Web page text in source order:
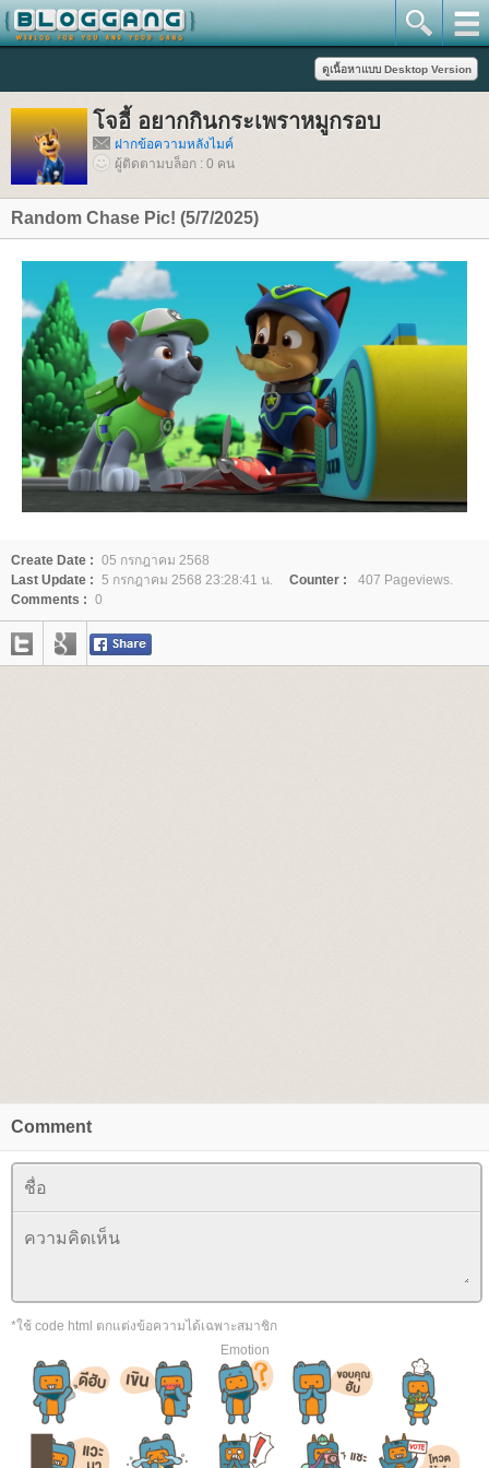
จอี้ อยากกินกระเพราหมูกรอบ
ฝากข้อความหลังไมค์
ผู้ติดตามบล็อก : 0 คน
Random Chase Pic! (5/7/2025)
Create Date : 05 กรกฎาคม 2568
Last Update : 5 กรกฎาคม 2568 23:28:41 น. Counter :
407 Pageviews.
Comments : 0
Comment
*ใช้ code html ตกแต่งข้อความได้เฉพาะสมาชิก
Emotion